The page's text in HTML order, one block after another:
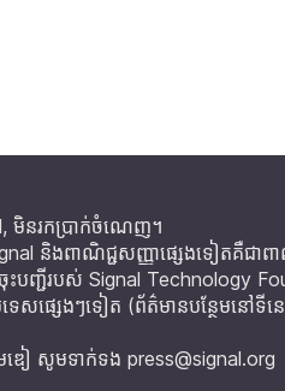
មិនរកប្រាក់ចំណេញ។
និងពាណិជ្ជសញ្ញាផ្សេងទៀតគឺជាព
ះបញ្ជីរបស់ Signal Technology
េសផ្សេងៗទៀត (ព័ត៌មានបន្ថែមនៅទីន
េឌៀ សូមទាក់ទង press@signal.org